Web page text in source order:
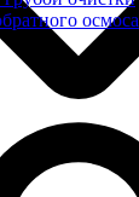
осмоса